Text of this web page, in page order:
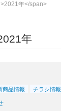
年</span>
年
商品情報 チラシ情報